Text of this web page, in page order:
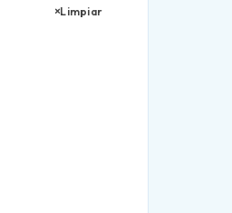
Limpiar